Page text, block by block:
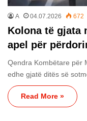
A 04.07.2026 672
Kolona të gjata
apel për
Qendra Kombëtare për
edhe gjatë ditës së
Read More »